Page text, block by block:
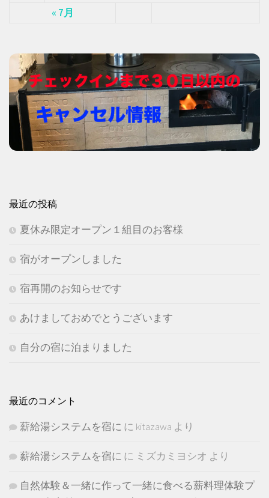
« 7月
最近の投稿
夏休み限定オープン１組目のお客様
宿がオープンしました
宿再開のお知らせです
あけましておめでとうございます
自分の宿に泊まりました
最近のコメント
薪給湯システムを宿に に kitazawa より
薪給湯システムを宿に に ミズカミヨシオ より
自然体験＆一緒に作って一緒に食べる薪料理体験プ